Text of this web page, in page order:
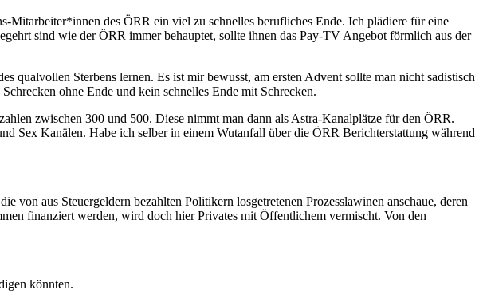
des ÖRR ein viel zu schnelles berufliches Ende. Ich plädiere für eine
sind wie der ÖRR immer behauptet, sollte ihnen das Pay-TV Angebot förmlich aus der
qualvollen Sterbens lernen. Es ist mir bewusst, am ersten Advent sollte man nicht sadistisch
ohne Ende und kein schnelles Ende mit Schrecken.
zwischen 300 und 500. Diese nimmt man dann als Astra-Kanalplätze für den ÖRR.
Sex Kanälen. Habe ich selber in einem Wutanfall über die ÖRR Berichterstattung während
aus Steuergeldern bezahlten Politikern losgetretenen Prozesslawinen anschaue, deren
finanziert werden, wird doch hier Privates mit Öffentlichem vermischt. Von den
könnten.